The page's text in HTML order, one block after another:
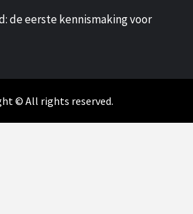
de eerste kennismaking voor
© All rights reserved.